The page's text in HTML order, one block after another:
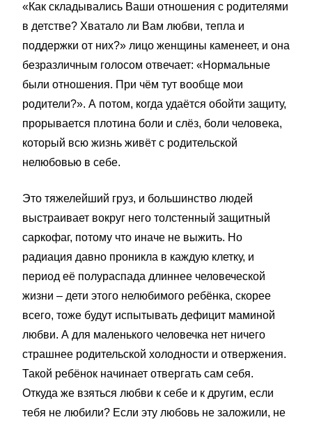
«Как складывались Ваши отношения с родителями
в детстве? Хватало ли Вам любви, тепла и
поддержки от них?» лицо женщины каменеет, и она
безразличным голосом отвечает: «Нормальные
были отношения. При чём тут вообще мои
родители?». А потом, когда удаётся обойти защиту,
прорывается плотина боли и слёз, боли человека,
который всю жизнь живёт с родительской
нелюбовью в себе.
Это тяжелейший груз, и большинство людей
выстраивает вокруг него толстенный защитный
саркофаг, потому что иначе не выжить. Но
радиация давно проникла в каждую клетку, и
период её полураспада длиннее человеческой
жизни – дети этого нелюбимого ребёнка, скорее
всего, тоже будут испытывать дефицит маминой
любви. А для маленького человечка нет ничего
страшнее родительской холодности и отвержения.
Такой ребёнок начинает отвергать сам себя.
Откуда же взяться любви к себе и к другим, если
тебя не любили? Если эту любовь не заложили, не